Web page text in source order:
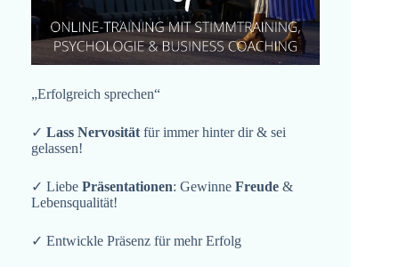
„Erfolgreich sprechen“
✓ Lass Nervosität für immer hinter dir & sei
gelassen!
✓ Liebe Präsentationen: Gewinne Freude &
Lebensqualität!
✓ Entwickle Präsenz für mehr Erfolg